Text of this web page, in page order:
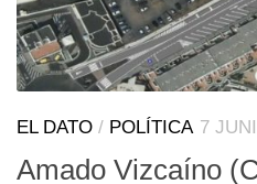
EL DATO / POLÍTICA 7
Amado Vizcaíno